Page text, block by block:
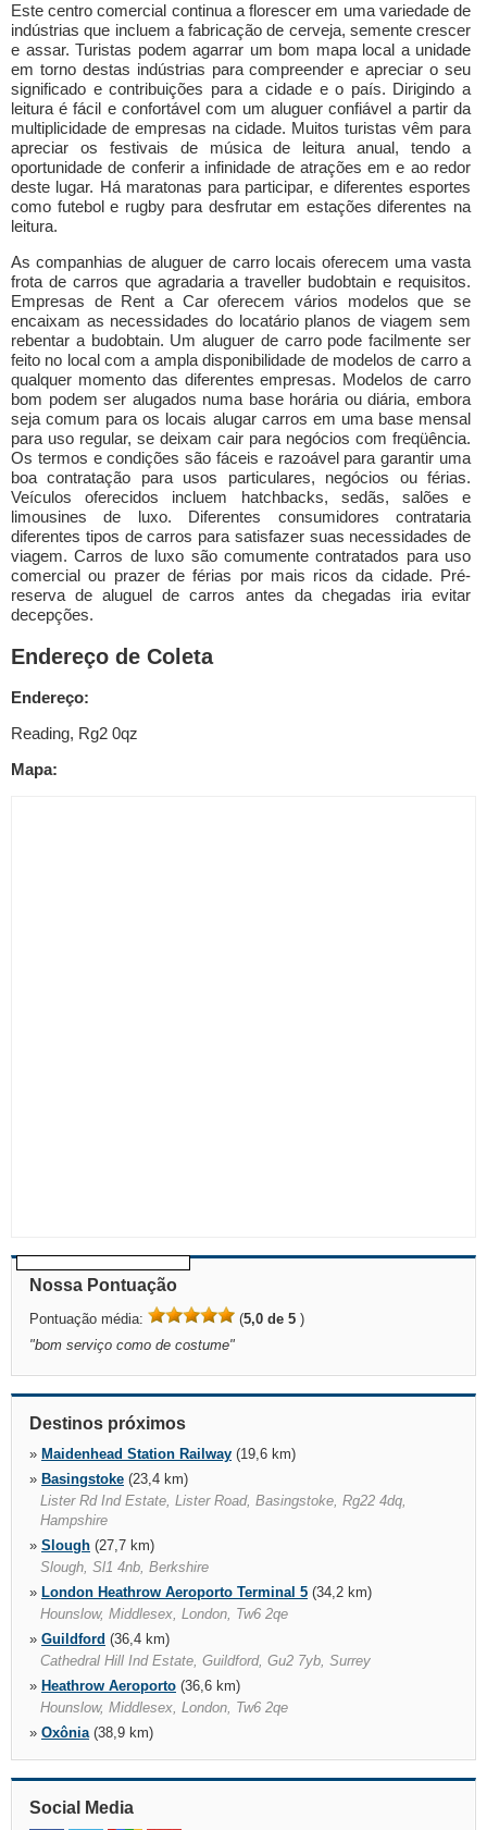
Este centro comercial continua a florescer em uma variedade de
indústrias que incluem a fabricação de cerveja, semente crescer
e assar. Turistas podem agarrar um bom mapa local a unidade
em torno destas indústrias para compreender e apreciar o seu
significado e contribuições para a cidade e o país. Dirigindo a
leitura é fácil e confortável com um aluguer confiável a partir da
multiplicidade de empresas na cidade. Muitos turistas vêm para
apreciar os festivais de música de leitura anual, tendo a
oportunidade de conferir a infinidade de atrações em e ao redor
deste lugar. Há maratonas para participar, e diferentes esportes
como futebol e rugby para desfrutar em estações diferentes na
leitura.
As companhias de aluguer de carro locais oferecem uma vasta
frota de carros que agradaria a traveller budobtain e requisitos.
Empresas de Rent a Car oferecem vários modelos que se
encaixam as necessidades do locatário planos de viagem sem
rebentar a budobtain. Um aluguer de carro pode facilmente ser
feito no local com a ampla disponibilidade de modelos de carro a
qualquer momento das diferentes empresas. Modelos de carro
bom podem ser alugados numa base horária ou diária, embora
seja comum para os locais alugar carros em uma base mensal
para uso regular, se deixam cair para negócios com freqüência.
Os termos e condições são fáceis e razoável para garantir uma
boa contratação para usos particulares, negócios ou férias.
Veículos oferecidos incluem hatchbacks, sedãs, salões e
limousines de luxo. Diferentes consumidores contrataria
diferentes tipos de carros para satisfazer suas necessidades de
viagem. Carros de luxo são comumente contratados para uso
comercial ou prazer de férias por mais ricos da cidade. Pré-
reserva de aluguel de carros antes da chegadas iria evitar
decepções.
Endereço de Coleta
Endereço:
Reading, Rg2 0qz
Mapa:
Nossa Pontuação
Pontuação média: (5,0 de 5 )
"bom serviço como de costume"
Destinos próximos
» Maidenhead Station Railway (19,6 km)
» Basingstoke (23,4 km)
Lister Rd Ind Estate, Lister Road, Basingstoke, Rg22 4dq,
Hampshire
» Slough (27,7 km)
Slough, Sl1 4nb, Berkshire
» London Heathrow Aeroporto Terminal 5 (34,2 km)
Hounslow, Middlesex, London, Tw6 2qe
» Guildford (36,4 km)
Cathedral Hill Ind Estate, Guildford, Gu2 7yb, Surrey
» Heathrow Aeroporto (36,6 km)
Hounslow, Middlesex, London, Tw6 2qe
» Oxônia(38,9 km)
»Watford Junction Railway(47,0 km)
Watford, Wd17 2hn, Hertfordshire
»Watford(47,0 km)
Social Media